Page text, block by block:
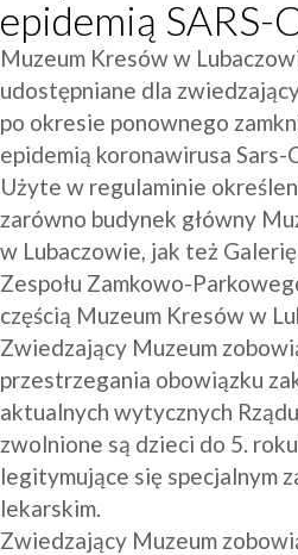
epidemią SARS-
Muzeum Kresów w
udostępniane dla
po okresie ponownego
epidemią koronawirusa Sars-
Użyte w regulaminie
zarówno budynek główny
w Lubaczowie, jak też
Zespołu Zamkowo-
częścią Muzeum Kresów w
Zwiedzający Muzeum
przestrzegania obowiązku
aktualnych wytycznych
zwolnione są dzieci do 5.
legitymujące się specjalnym
lekarskim.
Zwiedzający Muzeum